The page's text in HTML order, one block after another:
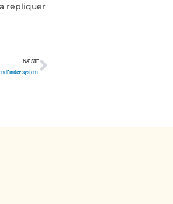
repliquer
NÆSTE
system.Næste